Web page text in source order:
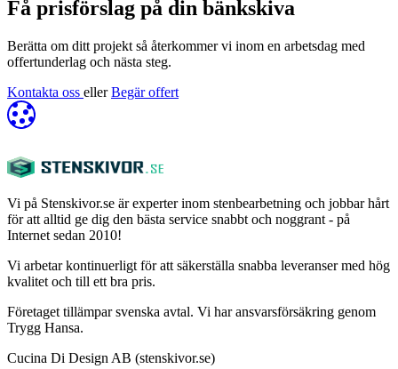
Få prisförslag på din bänkskiva
Berätta om ditt projekt så återkommer vi inom en arbetsdag med
offertunderlag och nästa steg.
Kontakta oss eller Begär offert
Vi på Stenskivor.se är experter inom stenbearbetning och jobbar hårt
för att alltid ge dig den bästa service snabbt och noggrant - på
Internet sedan 2010!
Vi arbetar kontinuerligt för att säkerställa snabba leveranser med hög
kvalitet och till ett bra pris.
Företaget tillämpar svenska avtal. Vi har ansvarsförsäkring genom
Trygg Hansa.
Cucina Di Design AB (stenskivor.se)